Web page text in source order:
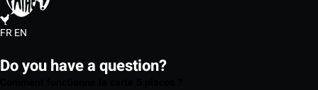
FREN
Do you have a question?